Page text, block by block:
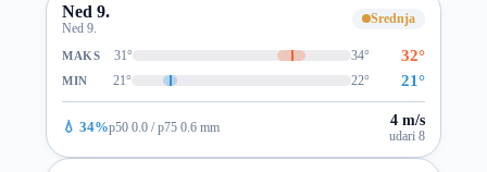
Ned 9.
Ned 9.
Srednja
MAKS 31° 34° 32°
MIN 21° 22° 21°
💧 34%p50 0.0 / p75 0.6 mm 4 m/s
udari 8